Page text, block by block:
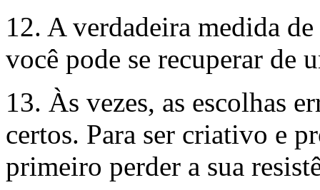
12. A verdadeira medida de
você pode se recuperar de
13. Às vezes, as escolhas
certos. Para ser criativo e
primeiro perder a sua